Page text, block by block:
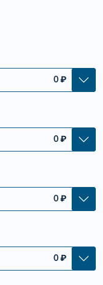
0 ₽
0 ₽
0 ₽
0 ₽